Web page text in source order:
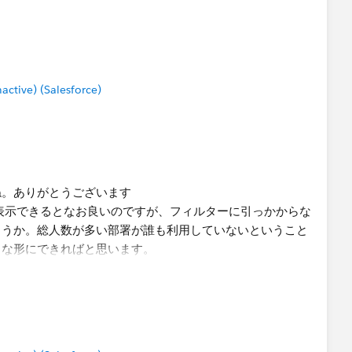
(Salesforce)
ありがとうございます
できるとなお良いのですが、フィルターに引っかからな
か。総人数が多い部署が誰も利用していないということ
形にできればと思います。